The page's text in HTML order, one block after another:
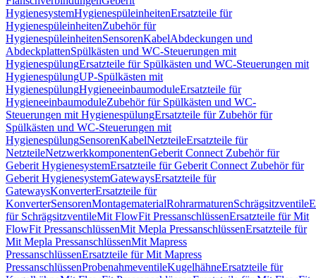
HygienesystemHygienespüleinheitenErsatzteile für
HygienespüleinheitenZubehör für
HygienespüleinheitenSensorenKabelAbdeckungen und
AbdeckplattenSpülkästen und WC-Steuerungen mit
HygienespülungErsatzteile für Spülkästen und WC-Steuerungen mit
HygienespülungUP-Spülkästen mit
HygienespülungHygieneeinbaumoduleErsatzteile für
HygieneeinbaumoduleZubehör für Spülkästen und WC-
Steuerungen mit HygienespülungErsatzteile für Zubehör für
Spülkästen und WC-Steuerungen mit
HygienespülungSensorenKabelNetzteileErsatzteile für
NetzteileNetzwerkkomponentenGeberit Connect Zubehör für
Geberit HygienesystemErsatzteile für Geberit Connect Zubehör für
Geberit HygienesystemGatewaysErsatzteile für
GatewaysKonverterErsatzteile für
KonverterSensorenMontagematerialRohrarmaturenSchrägsitzventile
für SchrägsitzventileMit FlowFit PressanschlüssenErsatzteile für Mit
FlowFit PressanschlüssenMit Mepla PressanschlüssenErsatzteile für
Mit Mepla PressanschlüssenMit Mapress
PressanschlüssenErsatzteile für Mit Mapress
PressanschlüssenProbenahmeventileKugelhähneErsatzteile für